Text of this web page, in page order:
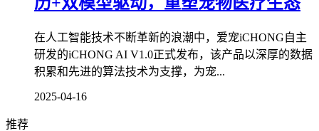
在人工智能技术不断革新的浪潮中，爱宠iCHONG自主
研发的iCHONG AI V1.0正式发布，该产品以深厚的数据
积累和先进的算法技术为支撑，为宠...
2025-04-16
推荐